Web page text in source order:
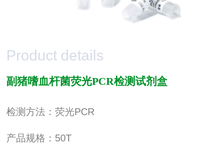
Product details
副猪嗜血杆菌荧光PCR检测试剂盒
检测方法：荧光PCR
产品规格：50T